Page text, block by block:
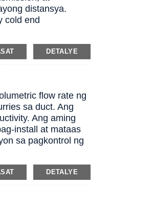
distansya.
cold end
DETALYE
flow rate ng
sa duct. Ang
Ang aming
install at mataas
sa pagkontrol ng
DETALYE